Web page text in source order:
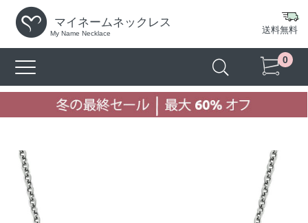
マイネームネックレス
My Name Necklace 送料無料
0